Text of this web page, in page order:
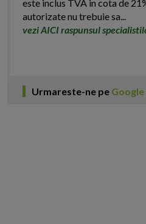
este inclus TVA in cota de
autorizate nu trebuie sa...
vezi AICI raspunsul
Urmareste-ne pe